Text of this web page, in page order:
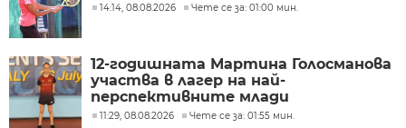
14:14, 08.08.2026 Чете се за: 01:00 мин.
12-годишната Мартина Голосманова
участва в лагер на най-
перспективните млади
състезатели по тенис на маса в
11:29, 08.08.2026 Чете се за: 01:55 мин.